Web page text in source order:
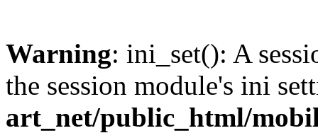
Warning: ini_set(): A
the session module's ini
art_net/public_html/